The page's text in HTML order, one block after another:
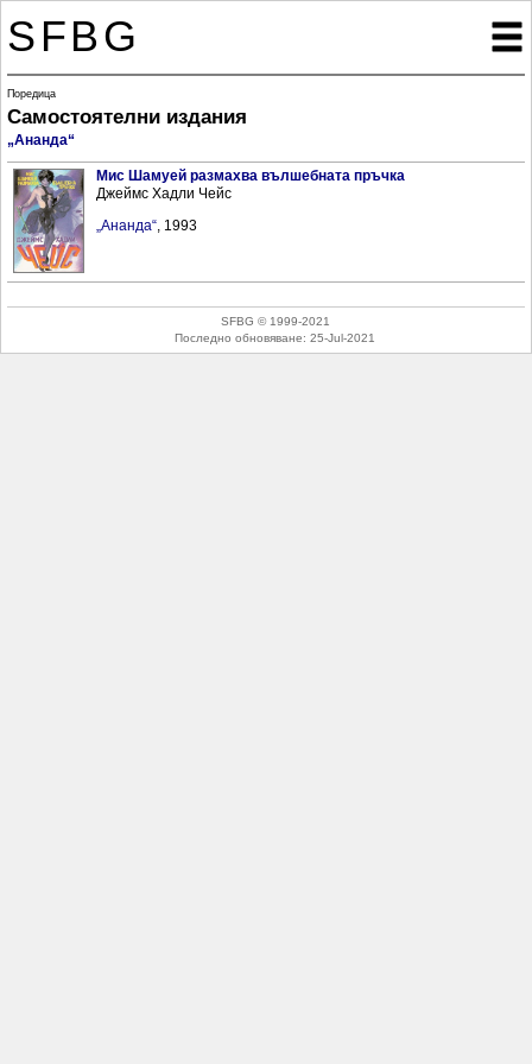
SFBG 
Поредица
Самостоятелни издания
„Ананда“
Мис Шамуей размахва вълшебната пръчка
Джеймс Хадли Чейс
„Ананда“, 1993
SFBG © 1999-2021
Последно обновяване: 25-Jul-2021